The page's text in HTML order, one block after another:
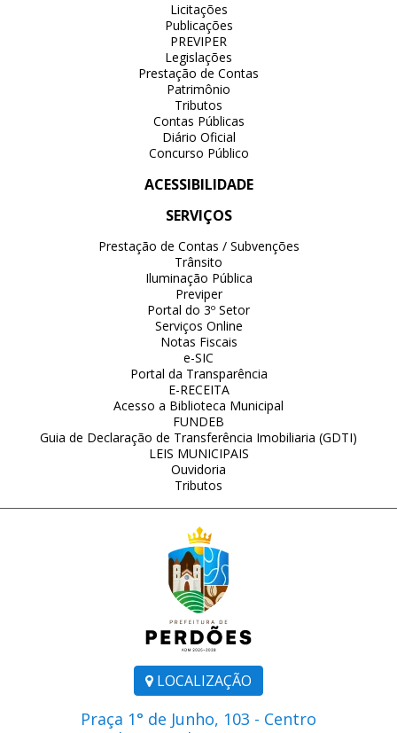
LOCALIZAÇÃO
Praça 1° de Junho, 103 - Centro
Licitações
Publicações
PREVIPER
Legislações
Prestação de Contas
Patrimônio
Tributos
Contas Públicas
Diário Oficial
Concurso Público
ACESSIBILIDADE
SERVIÇOS
Prestação de Contas / Subvenções
Trânsito
Iluminação Pública
Previper
Portal do 3º Setor
Serviços Online
Notas Fiscais
e-SIC
Portal da Transparência
E-RECEITA
Acesso a Biblioteca Municipal
FUNDEB
Guia de Declaração de Transferência Imobiliaria (GDTI)
LEIS MUNICIPAIS
Ouvidoria
Tributos